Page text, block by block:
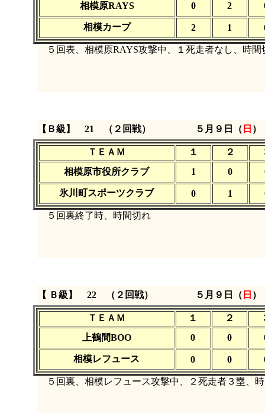
相模原RAYS
0 2
相模カープ 2 1
５回表、相模原RAYS攻撃中、１死走者なし、時間
【Ｂ級】 21 （２回戦） ５月９日（ 日 ）
ＴＥＡＭ １ ２
相模原市役所クラブ
1 0
氷川町スポーツクラブ 0 1
５回裏終了時、時間切れ
【 Ｂ級】 22 （２回戦） ５月９日（ 日 ）
ＴＥＡＭ １ ２
上鶴間BOO
0 0
相模レフュース 0 0
５回裏、相模レフュース攻撃中、２死走者３塁、